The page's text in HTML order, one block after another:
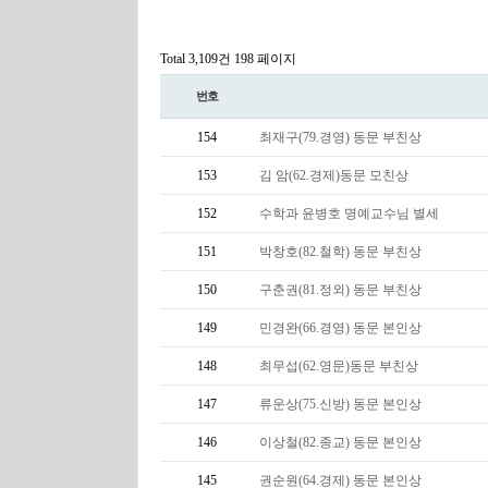
Total 3,109건 198 페이지
번호
154 최재구(79.경영) 동문 부친상
153 김 암(62.경제)동문 모친상
152 수학과 윤병호 명예교수님 별세
151 박창호(82.철학) 동문 부친상
150 구춘권(81.정외) 동문 부친상
149 민경완(66.경영) 동문 본인상
148 최무섭(62.영문)동문 부친상
147 류운상(75.신방) 동문 본인상
146 이상철(82.종교) 동문 본인상
145 권순원(64.경제) 동문 본인상